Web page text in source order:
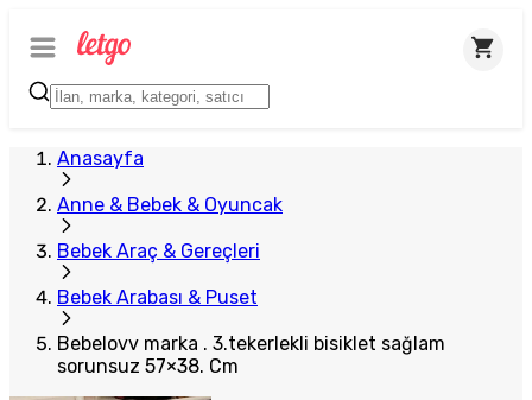
Anasayfa
Anne & Bebek & Oyuncak
Bebek Araç & Gereçleri
Bebek Arabası & Puset
Bebelovv marka . 3.tekerlekli bisiklet sağlam
sorunsuz 57×38. Cm